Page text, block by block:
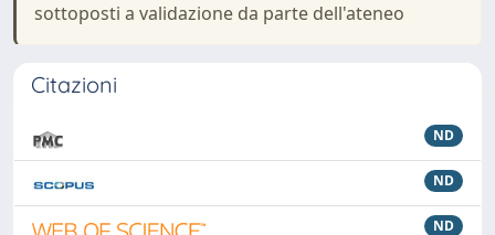
sottoposti a validazione da parte dell'ateneo
Citazioni
ND
ND
ND